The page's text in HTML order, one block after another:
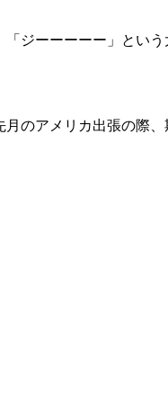
ジーーーーー」とい
のアメリカ出張の際